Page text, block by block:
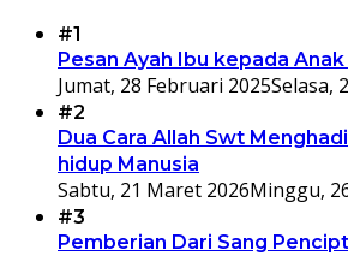
#1
Pesan Ayah Ibu kepada Anak
Jumat, 28 Februari 2025Selasa,
#2
Dua Cara Allah Swt
hidup Manusia
Sabtu, 21 Maret 2026Minggu,
#3
Pemberian Dari Sang